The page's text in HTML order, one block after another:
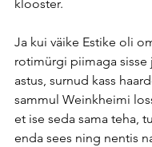
klooster.
Ja kui väike Estike oli
rotimürgi piimaga
astus, surnud kass
sammul Weinkheimi
et ise seda sama teha,
enda sees ning nentis